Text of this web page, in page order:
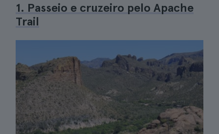
1. Passeio e cruzeiro pelo Apache
Trail